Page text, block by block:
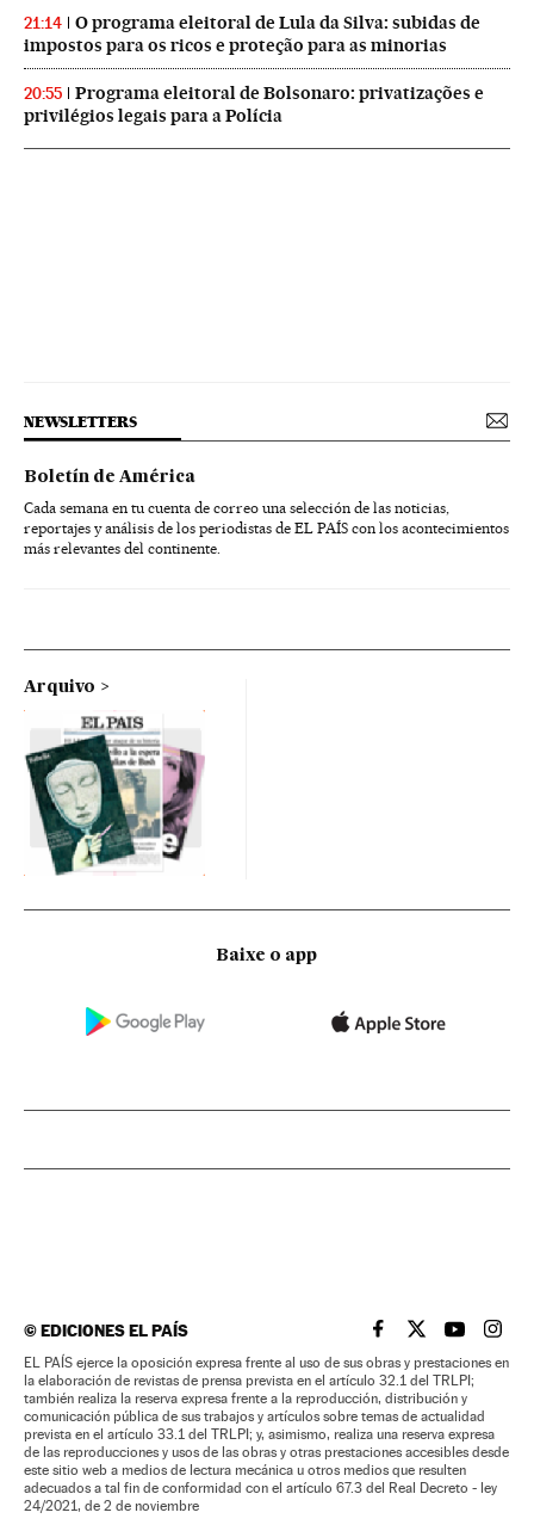
21:14
O programa eleitoral de Lula da Silva: subidas de
impostos para os ricos e proteção para as minorias
20:55
Programa eleitoral de Bolsonaro: privatizações e
privilégios legais para a Polícia
NEWSLETTERS
Boletín de América
Cada semana en tu cuenta de correo una selección de las noticias,
reportajes y análisis de los periodistas de EL PAÍS con los acontecimientos
más relevantes del continente.
Arquivo
Baixe o app
©EDICIONES EL PAÍS EL PAÍS BRASIL EN
EL PAÍSEL PAÍS
EL
EL PAÍS ejerce la oposición expresa frente al uso de sus obras y prestaciones en
la elaboración de revistas de prensa prevista en el artículo 32.1 del TRLPI;
también realiza la reserva expresa frente a la reproducción, distribución y
comunicación pública de sus trabajos y artículos sobre temas de actualidad
prevista en el artículo 33.1 del TRLPI; y, asimismo, realiza una reserva expresa
de las reproducciones y usos de las obras y otras prestaciones accesibles desde
este sitio web a medios de lectura mecánica u otros medios que resulten
adecuados a tal fin de conformidad con el artículo 67.3 del Real Decreto - ley
24/2021, de 2 de noviembre